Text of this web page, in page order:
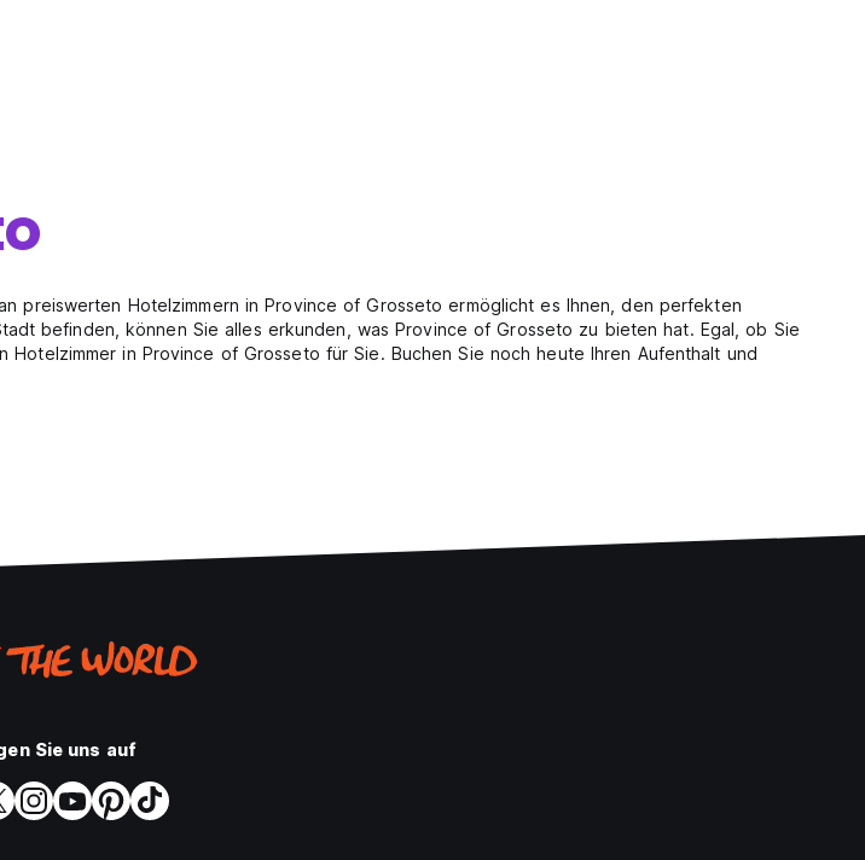
preiswerten Hotelzimmern in Province of Grosseto ermöglicht es Ihnen, den perfekten
befinden, können Sie alles erkunden, was Province of Grosseto zu bieten hat. Egal, ob Sie
in Province of Grosseto für Sie. Buchen Sie noch heute Ihren Aufenthalt und
Sie uns auf